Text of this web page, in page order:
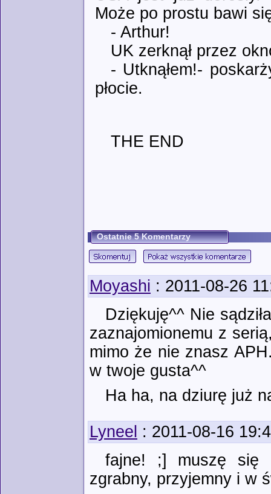
Może po prostu bawi
- Arthur!
UK zerknął przez
- Utknąłem!-
płocie.
THE END
Ostatnie 5 Komentarzy
Moyashi : 2011-08-26
Dziękuję^^ Nie
zaznajomionemu z
mimo że nie znasz
w twoje gusta^^
Ha ha, na dziurę już
Lyneel : 2011-08-16
fajne! ;] muszę się
zgrabny, przyjemny i w